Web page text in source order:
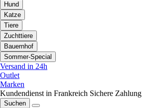
Hund
Katze
Tiere
Zuchttiere
Bauernhof
Sommer-Special
Versand in 24h
Outlet
Marken
Kundendienst in Frankreich Sichere Zahlung
Suchen